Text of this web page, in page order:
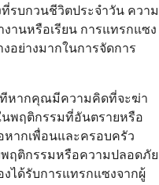
รบกวนชีวิตประจำวัน ความ
านหรือเรียน การแทรกแซง
อย่างมากในการจัดการ
หากคุณมีความคิดที่จะฆ่า
นพฤติกรรมที่อันตรายหรือ
ากเพื่อนและครอบครัว
พฤติกรรมหรือความปลอดภัย
ได้รับการแทรกแซงจากผู้